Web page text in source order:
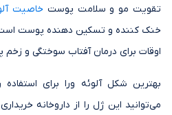
تقویت مو و سلامت پوست خاصیت
خنک کننده و تسکین دهنده پوست
اوقات برای درمان آفتاب سوختگی و
بهترین شکل آلوئه ورا برای
می‌توانید این ژل را از داروخانه